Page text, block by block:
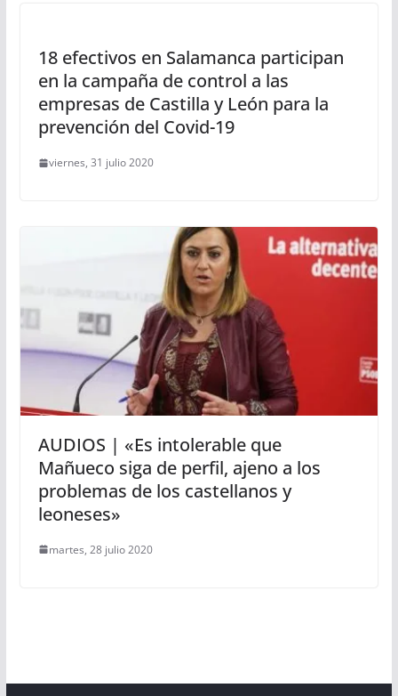
18 efectivos en Salamanca participan
en la campaña de control a las
empresas de Castilla y León para la
prevención del Covid-19
viernes, 31 julio 2020
AUDIOS | «Es intolerable que
Mañueco siga de perfil, ajeno a los
problemas de los castellanos y
leoneses»
martes, 28 julio 2020